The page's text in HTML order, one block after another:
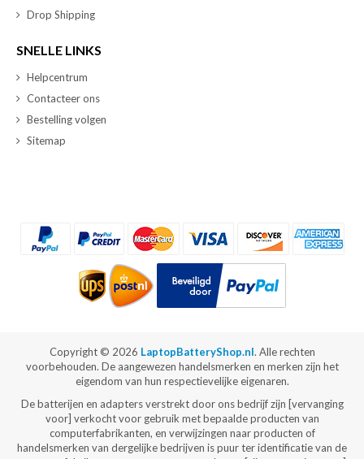
Drop Shipping
SNELLE LINKS
Helpcentrum
Contacteer ons
Bestelling volgen
Sitemap
Copyright © 2026 LaptopBatteryShop.nl. Alle rechten
voorbehouden. De aangewezen handelsmerken en merken zijn het
eigendom van hun respectievelijke eigenaren.
De batterijen en adapters verstrekt door ons bedrijf zijn [vervanging
voor] verkocht voor gebruik met bepaalde producten van
computerfabrikanten, en verwijzingen naar producten of
handelsmerken van dergelijke bedrijven is puur ter identificatie van de